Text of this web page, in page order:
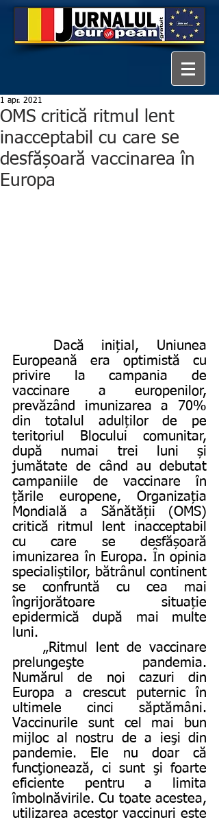
OMS critică ritmul lent
inacceptabil cu care se
desfășoară vaccinarea în
Europa
1 apr. 2021
Europeană era optimistă cu
privire la campania de
vaccinare a europenilor,
prevăzând imunizarea a 70%
din totalul adulților de pe
teritoriul Blocului comunitar,
după numai trei luni și
jumătate de când au debutat
campaniile de vaccinare în
țările europene, Organizația
Mondială a Sănătății (OMS)
critică ritmul lent inacceptabil
cu care se desfășoară
imunizarea în Europa. În opinia
specialiștilor, bătrânul continent
se confruntă cu cea mai
îngrijorătoare situație
epidermică după mai multe
luni.
	„Ritmul lent de vaccinare
prelungeşte pandemia.
Numărul de noi cazuri din
Europa a crescut puternic în
ultimele cinci săptămâni.
Vaccinurile sunt cel mai bun
mijloc al nostru de a ieşi din
pandemie. Ele nu doar că
funcţionează, ci sunt şi foarte
eficiente pentru a limita
îmbolnăvirile. Cu toate acestea,
utilizarea acestor vaccinuri este